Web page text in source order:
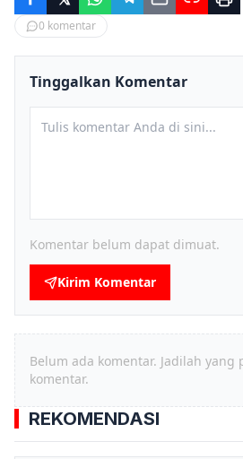
0 komentar
Tinggalkan Komentar
Komentar belum dapat dimuat.
Kirim Komentar
Belum ada komentar. Jadilah
komentar.
REKOMENDASI